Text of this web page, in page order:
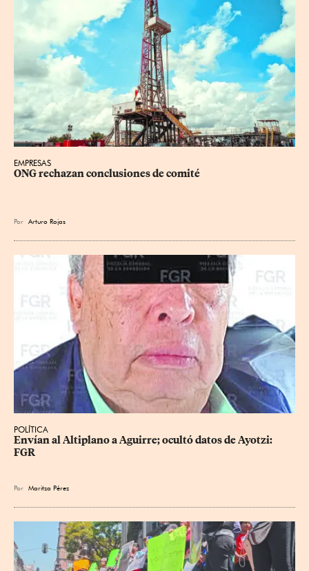
EMPRESAS
ONG rechazan conclusiones de comité
Por Arturo Rojas
POLÍTICA
Envían al Altiplano a Aguirre; ocultó datos de Ayotzi:
FGR
Por Maritza Pérez